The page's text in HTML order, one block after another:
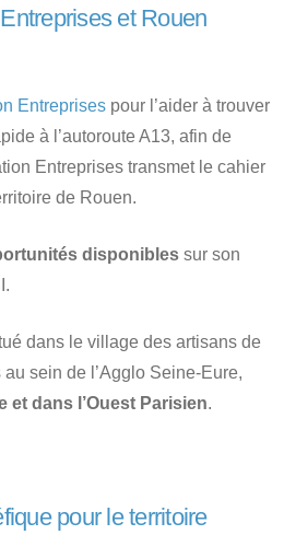
et Rouen
Entreprises pour l’aider à trouver
à l’autoroute A13, afin de
Entreprises transmet le cahier
de Rouen.
disponibles sur son
dans le village des artisans de
sein de l’Agglo Seine-Eure,
dans l’Ouest Parisien.
pour le territoire